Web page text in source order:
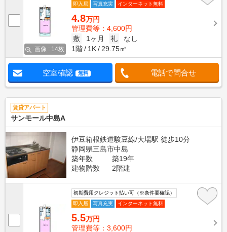
画像 : 14枚
即入居
写真充実 インターネット無料
4.8万円
管理費等：4,600円
敷
1ヶ月 礼
なし
1階
1K 29.75㎡
空室確認 無料 電話で問合せ
賃貸アパート
サンモール中島A
伊豆箱根鉄道駿豆線/大場駅 徒歩10分
静岡県三島市中島
築年数
築19年
建物階数
2階建
初期費用クレジット払い可（※条件要確認）
即入居
写真充実 インターネット無料
5.5万円
管理費等：3,600円